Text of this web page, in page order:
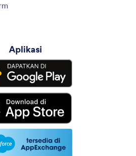
Aplikasi